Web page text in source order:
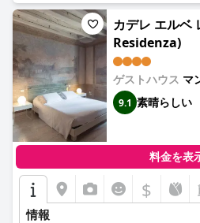
ビジネス旅行者にとって、ホテル カ
さ、専用のデスクエリア、快適な滞
ており、十分に対応できます。さら
にもアクセス可能ですが、駐車スペ
ん。
全体として、ホテル カサ ポリは、戦
らしい朝食、モダンで快適な客室、
ンドリーなスタッフの組み合わせに
供します。改善が必要な点がいくつ
トヴァへの旅行者にとって非常にお
ッドと落ち着いた雰囲気は高く評価
トからは、時折、防音の問題や部屋
す。
清潔さは際立った特徴であり、申し
入れの行き届いた共用エリアは、ホ
ています。スタッフは、そのフレン
たサービスで頻繁に称賛されており
ていると感じさせることがよくありま
Wi-Fi の品質は変動があり、高層階で
ストもいますが、全体的な体験はポ
で安全で、バレーパーキング、近く
駐車場などのオプションがあり、ゲ
カデレ エルベ
Residenza)
ゲストハウス マ
9.1 素晴らしい
料金を表
$
情報